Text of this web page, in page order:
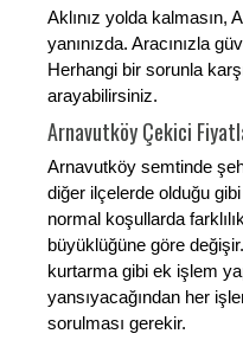
Aklınız yolda
yanınızda. Aracınızla
Herhangi bir sorunla
arayabilirsiniz.
Arnavutköy Çekici
Arnavutköy semtinde
diğer ilçelerde olduğu
normal koşullarda
büyüklüğüne göre
kurtarma gibi ek işlem
yansıyacağından her
sorulması gerekir.